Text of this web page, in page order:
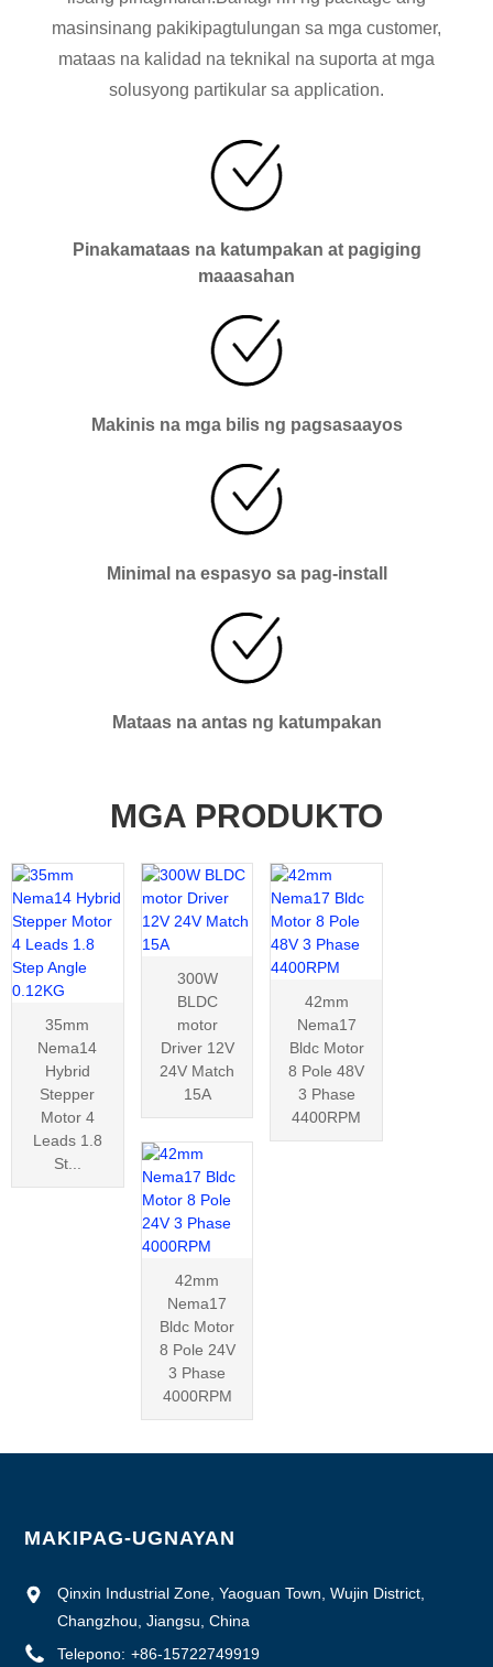
masinsinang pakikipagtulungan sa mga customer,
mataas na kalidad na teknikal na suporta at mga
solusyong partikular sa application.
Pinakamataas na katumpakan at pagiging
maaasahan
Makinis na mga bilis ng pagsasaayos
Minimal na espasyo sa pag-install
Mataas na antas ng katumpakan
MGA PRODUKTO
35mm
Nema14
Hybrid
Stepper
Motor 4
Leads 1.8
St...
300W
BLDC
motor
Driver 12V
24V Match
15A
42mm
Nema17
Bldc Motor
8 Pole 48V
3 Phase
4400RPM
42mm
Nema17
Bldc Motor
8 Pole 24V
3 Phase
4000RPM
MAKIPAG-UGNAYAN
Qinxin Industrial Zone, Yaoguan Town, Wujin District,
Changzhou, Jiangsu, China
Telepono: +86-15722749919